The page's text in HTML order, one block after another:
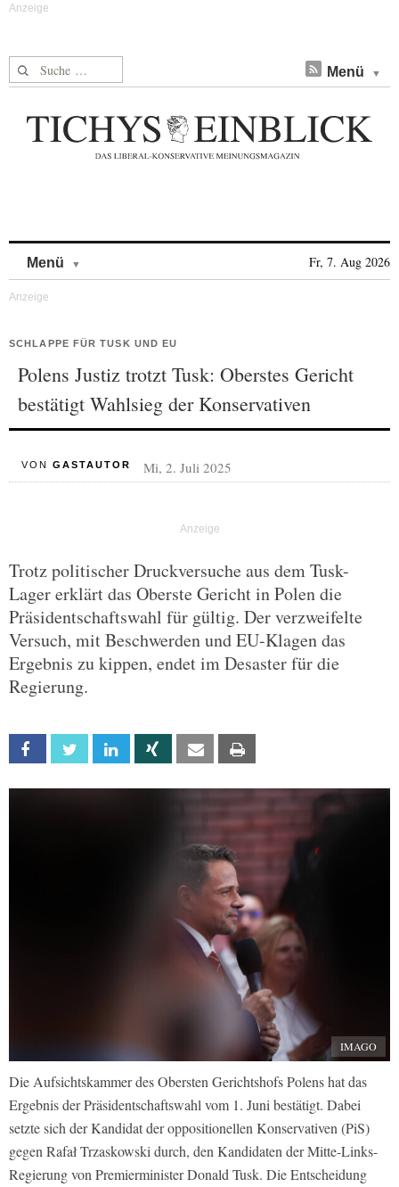
Suche nach: Menü
Menü Fr, 7. Aug 2026
SCHLAPPE FÜR TUSK UND EU
Polens Justiz trotzt Tusk: Oberstes Gericht
bestätigt Wahlsieg der Konservativen
VON GASTAUTOR Mi, 2. Juli 2025
Trotz politischer Druckversuche aus dem Tusk-
Lager erklärt das Oberste Gericht in Polen die
Präsidentschaftswahl für gültig. Der verzweifelte
Versuch, mit Beschwerden und EU-Klagen das
Ergebnis zu kippen, endet im Desaster für die
Regierung.
Facebook Twitter Linkedin Xing Email
IMAGO
Die Aufsichtskammer des Obersten Gerichtshofs Polens hat das
Ergebnis der Präsidentschaftswahl vom 1. Juni bestätigt. Dabei
setzte sich der Kandidat der oppositionellen Konservativen (PiS)
gegen Rafał Trzaskowski durch, den Kandidaten der Mitte-Links-
Regierung von Premierminister Donald Tusk. Die Entscheidung